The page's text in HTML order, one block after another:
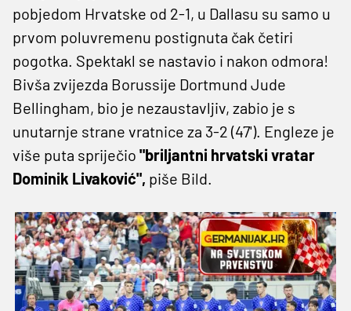
pobjedom Hrvatske od 2-1, u Dallasu su samo u
prvom poluvremenu postignuta čak četiri
pogotka. Spektakl se nastavio i nakon odmora!
Bivša zvijezda Borussije Dortmund Jude
Bellingham, bio je nezaustavljiv, zabio je s
unutarnje strane vratnice za 3-2 (47'). Engleze je
više puta spriječio "briljantni hrvatski vratar
Dominik Livaković", piše Bild.